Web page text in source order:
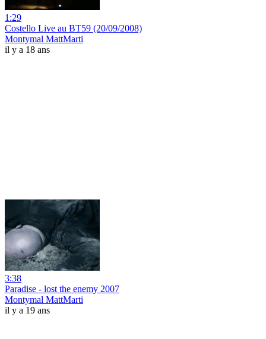
1:29
Costello Live au BT59 (20/09/2008)
Montymal MattMarti
il y a 18 ans
3:38
Paradise - lost the enemy 2007
Montymal MattMarti
il y a 19 ans